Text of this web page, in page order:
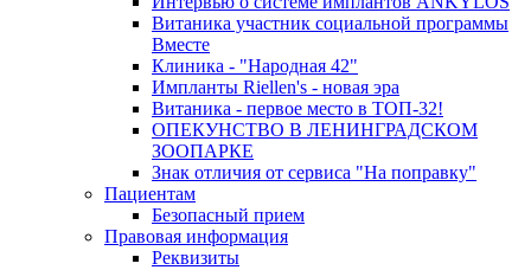
Витаника участник социальной программы
Вместе
Клиника - "Народная 42"
Импланты Riellen's - новая эра
Витаника - первое место в ТОП-32!
ОПЕКУНСТВО В ЛЕНИНГРАДСКОМ
ЗООПАРКЕ
Знак отличия от сервиса "На поправку"
Пациентам
Безопасный прием
Правовая информация
Реквизиты